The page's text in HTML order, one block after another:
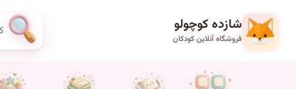
شازده کوچولو
فروشگاه آنلاین کودکان